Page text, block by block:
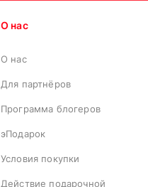
О нас
О нас
Для партнёров
Программа блогеров
эПодарок
Условия покупки
Действие подарочной